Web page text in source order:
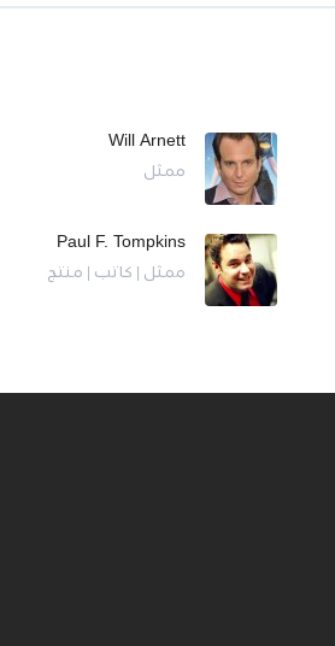
Will Arnett
ممثل
Paul F. Tompkins
ممثل | كاتب | منتج